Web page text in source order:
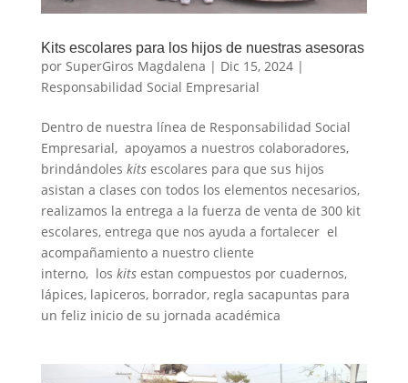
Kits escolares para los hijos de nuestras asesoras
por SuperGiros Magdalena | Dic 15, 2024|
Responsabilidad Social Empresarial
Dentro de nuestra línea de Responsabilidad Social
Empresarial, apoyamos a nuestros colaboradores,
brindándoles kits escolares para que sus hijos
asistan a clases con todos los elementos necesarios,
realizamos la entrega a la fuerza de venta de 300 kit
escolares, entrega que nos ayuda a fortalecer el
acompañamiento a nuestro cliente
interno, los kitsestan compuestos por cuadernos,
lápices, lapiceros, borrador, regla sacapuntas para
un feliz inicio de su jornada académica